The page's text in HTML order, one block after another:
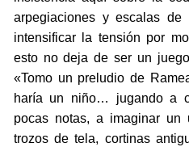
arpegiaciones y escalas
intensificar la tensión por
esto no deja de ser un
«Tomo un preludio de
haría un niño… jugando a
pocas notas, a imaginar
trozos de tela, cortinas